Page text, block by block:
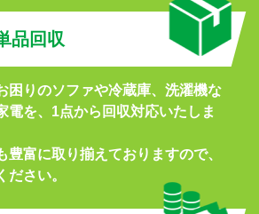
品回収
困りのソファや冷蔵庫、洗濯機な
電を、1点から回収対応いたしま
豊富に取り揃えておりますので、
ださい。